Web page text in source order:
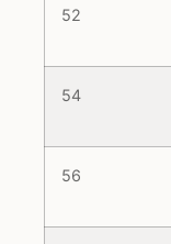
52
54
56